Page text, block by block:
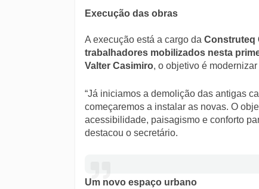
Execução das obras
A execução está a cargo da Construteq
trabalhadores mobilizados nesta
Valter Casimiro, o objetivo é
“Já iniciamos a demolição das antigas
começaremos a instalar as novas. O
acessibilidade, paisagismo e conforto
destacou o secretário.
Um novo espaço urbano